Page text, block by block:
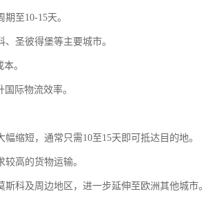
期至10-15天。
、圣彼得堡等主要城市。
本。
际物流效率。
缩短，通常只需10至15天即可抵达目的地。
高的货物运输。
科及周边地区，进一步延伸至欧洲其他城市。